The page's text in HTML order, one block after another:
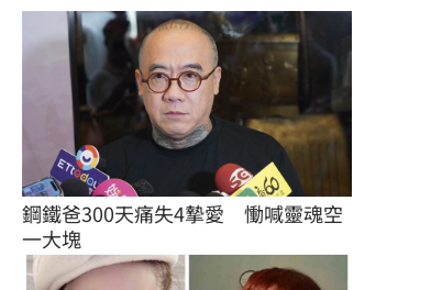
鋼鐵爸300天痛失4摯愛　慟喊靈魂空
一大塊